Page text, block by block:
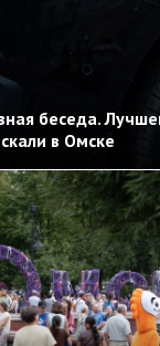
беседа.
в Омске